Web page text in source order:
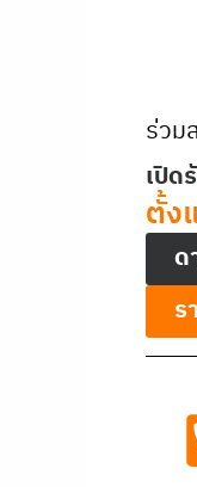
ร่วม
เปิด
ตั้ง
ด
ร